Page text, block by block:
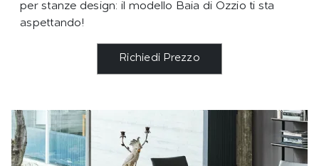
per stanze design: il modello Baia di Ozzio ti sta
aspettando!
Richiedi Prezzo